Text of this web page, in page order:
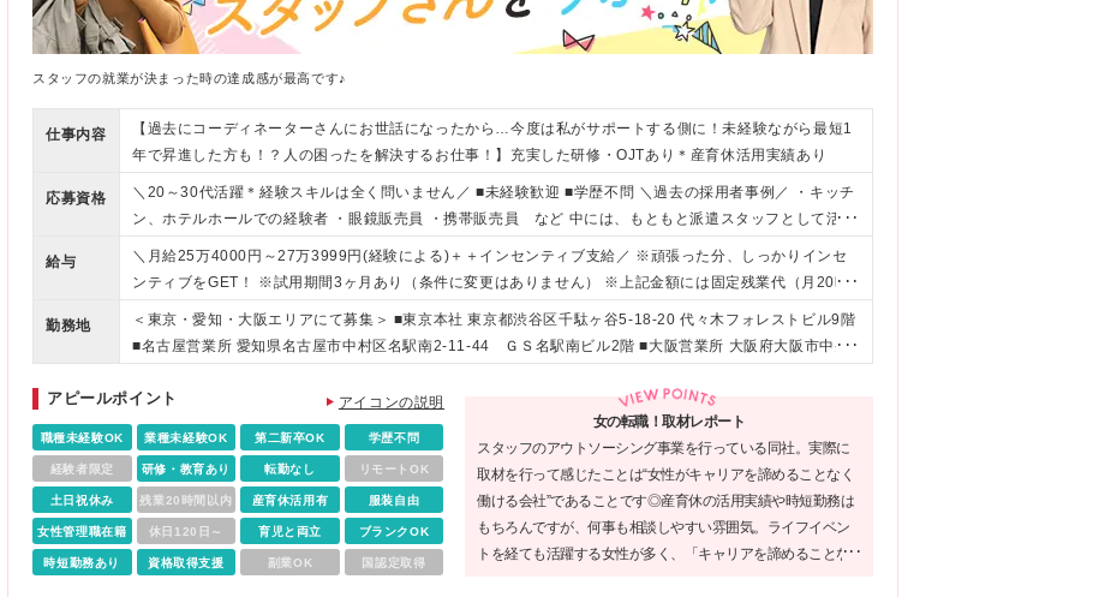
スタッフの就業が決まった時の達成感が最高です♪
仕事内容
【過去にコーディネーターさんにお世話になったから…今度は私がサポートする側に！未経験ながら最短1
年で昇進した方も！？人の困ったを解決するお仕事！】充実した研修・OJTあり＊産育休活用実績あり
応募資格
＼20～30代活躍＊経験スキルは全く問いません／ ■未経験歓迎 ■学歴不問 ＼過去の採用者事例／ ・キッチ
ン、ホテルホールでの経験者 ・眼鏡販売員 ・携帯販売員 など 中には、もともと派遣スタッフとして活躍
していた方で、 「コーディネーターの仕事に憧れがある」という理由から、 当社に入社してくれている事
例もあります♪ ＼興味がある方は…／ 希望に応じて、新しいお取引先を開拓する 営業職のポジションもご
案内可能です。 ＼マッチ度が高い人はこんな人！／ ・何事でもたのしく挑戦できる人 ・キャリアを築き上
げていきたい人 ・頑張った分、しっかり評価されたい人 ・困っている人を助けたいと思える人
給与
＼月給25万4000円～27万3999円(経験による)＋＋インセンティブ支給／ ※頑張った分、しっかりインセ
ンティブをGET！ ※試用期間3ヶ月あり（条件に変更はありません） ※上記金額には固定残業代（月20時
間分、30,395円分～）を含みます ※20時間を超過した際は別途残業代を支給いたします
勤務地
＜東京・愛知・大阪エリアにて募集＞ ■東京本社 東京都渋谷区千駄ヶ谷5-18-20 代々木フォレストビル9階
■名古屋営業所 愛知県名古屋市中村区名駅南2-11-44 ＧＳ名駅南ビル2階 ■大阪営業所 大阪府大阪市中央
性がございます ┗東京都渋谷区千駄ヶ谷5-18-20 代々木フォレストビル6階 ※変更の範囲：上記を除く当
社関連勤務地
アピールポイント アイコンの説明
職種未経験OK 業種未経験OK 第二新卒OK 学歴不問
経験者限定 研修・教育あり 転勤なし リモートOK
土日祝休み 残業20時間以内 産育休活用有 服装自由
女性管理職在籍 休日120日～ 育児と両立 ブランクOK
時短勤務あり 資格取得支援 副業OK 国認定取得
女の転職！取材レポート
スタッフのアウトソーシング事業を行っている同社。実際に
取材を行って感じたことは“女性がキャリアを諦めることなく
働ける会社”であることです◎産育休の活用実績や時短勤務は
もちろんですが、何事も相談しやすい雰囲気。ライフイベン
トを経ても活躍する女性が多く、「キャリアを諦めることな